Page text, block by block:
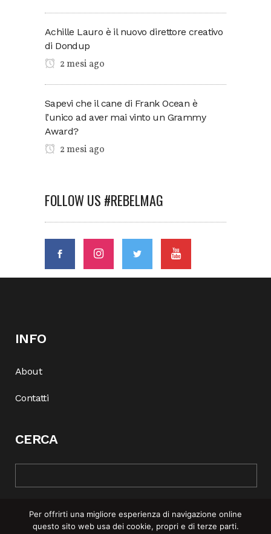
Achille Lauro è il nuovo direttore creativo
di Dondup
2 mesi ago
Sapevi che il cane di Frank Ocean è
l’unico ad aver mai vinto un Grammy
Award?
2 mesi ago
FOLLOW US #REBELMAG
INFO
About
Contatti
CERCA
Per offrirti una migliore esperienza di navigazione online
questo sito web usa dei cookie, propri e di terze parti.